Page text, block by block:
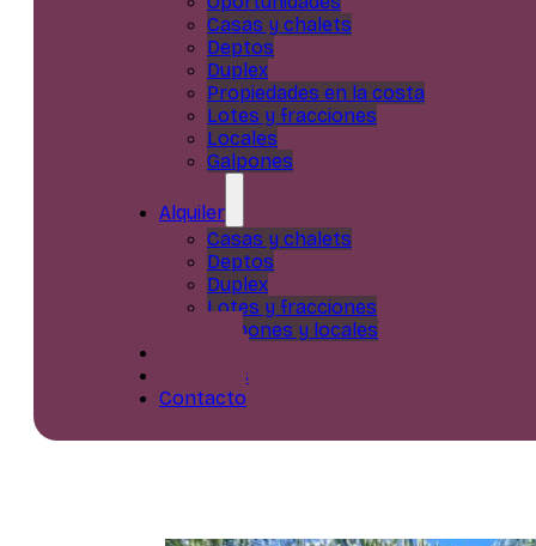
Casas y chalets
Deptos
Duplex
Propiedades en la costa
Lotes y fracciones
Locales
Galpones
Alquiler
Casas y chalets
Deptos
Duplex
Lotes y fracciones
Galpones y locales
Nosotros
Contacto